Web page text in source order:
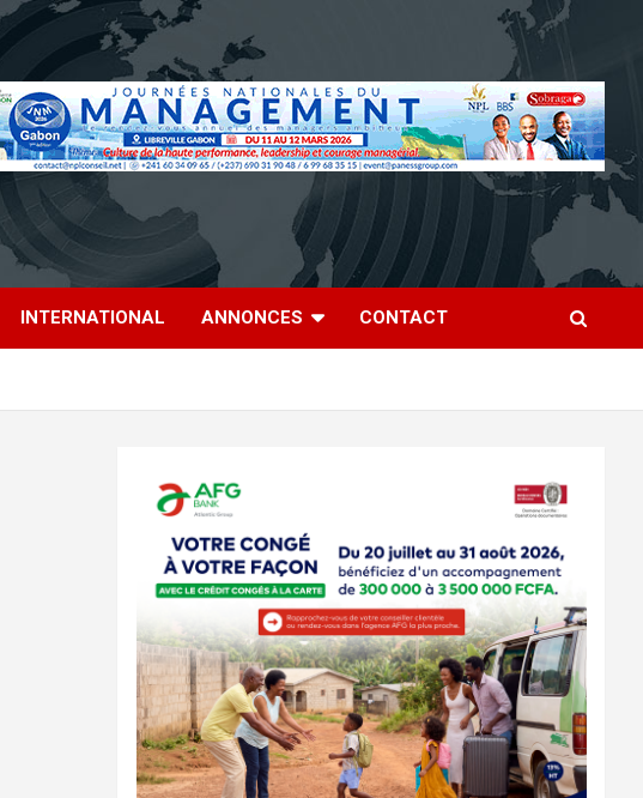
INTERNATIONAL ANNONCES CONTACT